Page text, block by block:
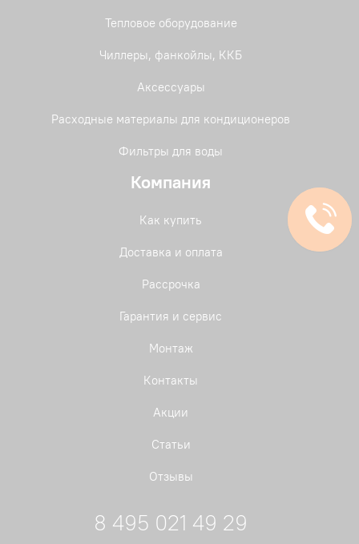
Тепловое оборудование
Чиллеры, фанкойлы, ККБ
Аксессуары
Расходные материалы для кондиционеров
Фильтры для воды
Компания
Как купить
Доставка и оплата
Рассрочка
Гарантия и сервис
Монтаж
Контакты
Акции
Статьи
Отзывы
8 495 021 49 29